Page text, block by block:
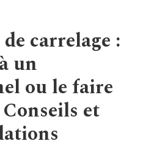
carrelage :
un
ou le faire
et